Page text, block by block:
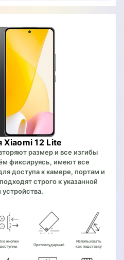
12 Lite
размер и все изгибы
фиксируясь, имеют все
доступа к камере, портам и
строго к указанной
кнопки
доступны
Противоударный
Использовать
как подставку